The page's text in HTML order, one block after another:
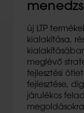
új LTP
kialakítása,
meglévő
fejlesztési
fejlesztése,
járulékos